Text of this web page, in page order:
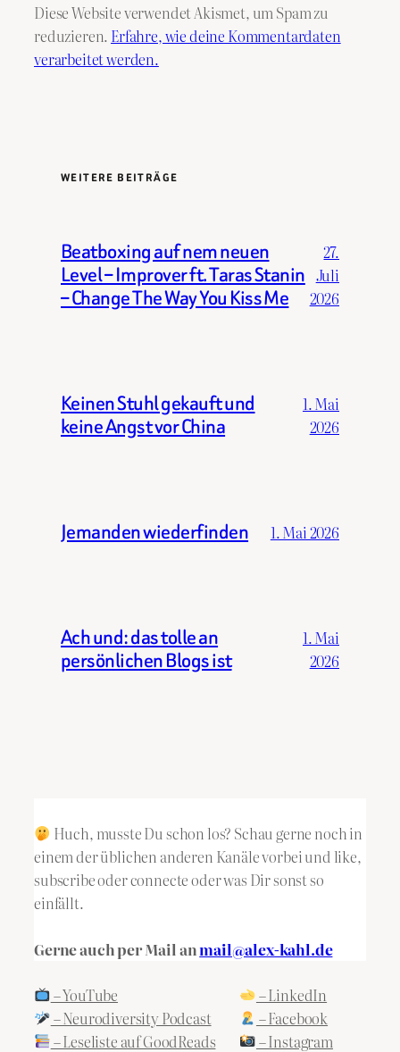
Diese Website verwendet Akismet, um Spam zu
reduzieren. Erfahre, wie deine Kommentardaten
verarbeitet werden.
WEITERE BEITRÄGE
Beatboxing auf nem neuen
Level – Improver ft. Taras Stanin
– Change The Way You Kiss Me
27.
Juli
2026
Keinen Stuhl gekauft und
keine Angst vor China
1. Mai
2026
Jemanden wiederfinden 1. Mai 2026
Ach und: das tolle an
persönlichen Blogs ist
1. Mai
2026
Huch, musste Du schon los? Schau gerne noch in
einem der üblichen anderen Kanäle vorbei und like,
subscribe oder connecte oder was Dir sonst so
einfällt.
Gerne auch per Mail anmail@alex-kahl.de
– YouTube
– Neurodiversity Podcast
– Leseliste auf GoodReads
– LinkedIn
– Facebook
– Instagram